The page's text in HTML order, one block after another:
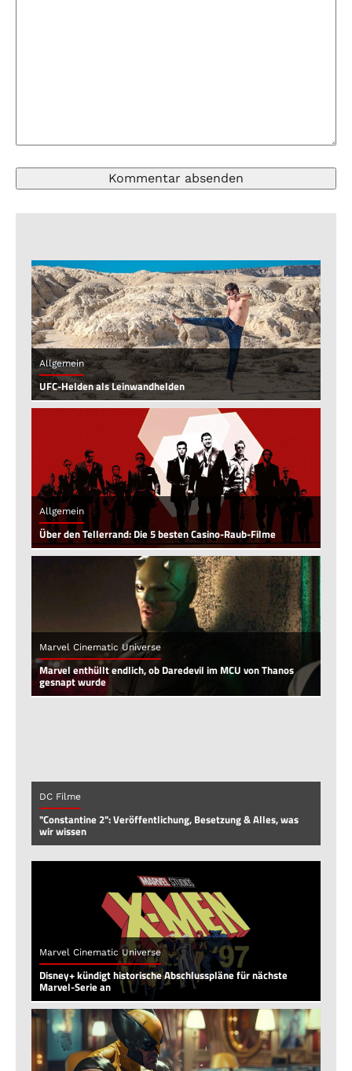
Allgemein
UFC-Helden als Leinwandhelden
Allgemein
Über den Tellerrand: Die 5 besten Casino-Raub-Filme
Marvel Cinematic Universe
Marvel enthüllt endlich, ob Daredevil im MCU von Thanos
gesnapt wurde
DC Filme
"Constantine 2": Veröffentlichung, Besetzung & Alles, was
wir wissen
Marvel Cinematic Universe
Disney+ kündigt historische Abschlusspläne für nächste
Marvel-Serie an